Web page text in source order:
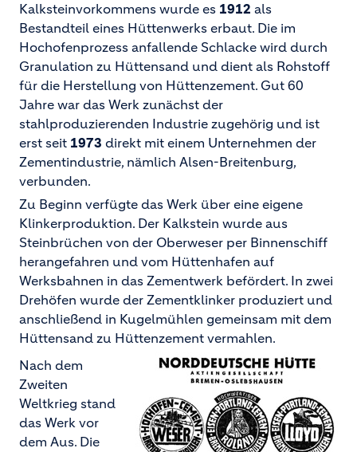
Kalksteinvorkommens wurde es 1912 als
Bestandteil eines Hüttenwerks erbaut. Die im
Hochofenprozess anfallende Schlacke wird durch
Granulation zu Hüttensand und dient als Rohstoff
für die Herstellung von Hüttenzement. Gut 60
Jahre war das Werk zunächst der
stahlproduzierenden Industrie zugehörig und ist
erst seit 1973 direkt mit einem Unternehmen der
Zementindustrie, nämlich Alsen-Breitenburg,
verbunden.
Zu Beginn verfügte das Werk über eine eigene
Klinkerproduktion. Der Kalkstein wurde aus
Steinbrüchen von der Oberweser per Binnenschiff
herangefahren und vom Hüttenhafen auf
Werksbahnen in das Zementwerk befördert. In zwei
Drehöfen wurde der Zementklinker produziert und
anschließend in Kugelmühlen gemeinsam mit dem
Hüttensand zu Hüttenzement vermahlen.
Nach dem
Zweiten
Weltkrieg stand
das Werk vor
dem Aus. Die